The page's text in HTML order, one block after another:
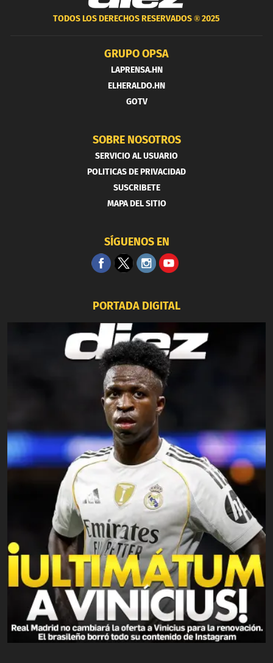
TODOS LOS DERECHOS RESERVADOS ®2025
GRUPO OPSA
LAPRENSA.HN
ELHERALDO.HN
GOTV
SOBRE NOSOTROS
SERVICIO AL USUARIO
POLITICAS DE PRIVACIDAD
SUSCRIBETE
MAPA DEL SITIO
SÍGUENOS EN
PORTADA DIGITAL